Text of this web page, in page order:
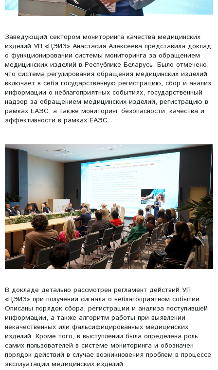
Заведующий сектором мониторинга качества медицинских
изделий УП «ЦЭИЗ» Анастасия Алексеева представила доклад
о функционировании системы мониторинга за обращением
медицинских изделий в Республике Беларусь. Было отмечено,
что система регулирования обращения медицинских изделий
включает в себя государственную регистрацию, сбор и анализ
информации о неблагоприятных событиях, государственный
надзор за обращением медицинских изделий, регистрацию в
рамках ЕАЭС, а также мониторинг безопасности, качества и
эффективности в рамках ЕАЭС.
В докладе детально рассмотрен регламент действий УП
«ЦЭИЗ» при получении сигнала о неблагоприятном событии.
Описаны порядок сбора, регистрации и анализа поступившей
информации, а также алгоритм работы при выявлении
некачественных или фальсифицированных медицинских
изделий. Кроме того, в выступлении была определена роль
самих пользователей в системе мониторинга и обозначен
порядок действий в случае возникновения проблем в процессе
эксплуатации медицинских изделий.